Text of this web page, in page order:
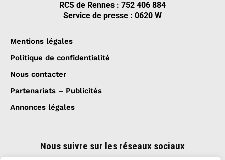
RCS de Rennes : 752 406 884
Service de presse : 0620 W
Mentions légales
Politique de confidentialité
Nous contacter
Partenariats – Publicités
Annonces légales
Nous suivre sur les réseaux sociaux